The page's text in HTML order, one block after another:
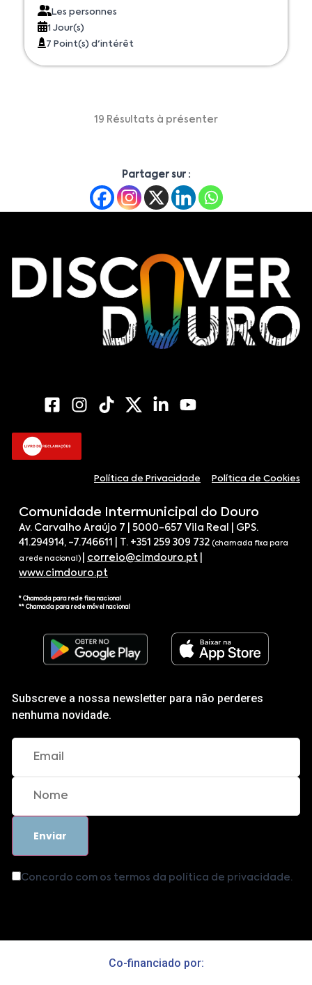
Les personnes
1 Jour(s)
7 Point(s) d'intérêt
19 Résultats à présenter
Partager sur :
Política de Privacidade Política de Cookies
Comunidade Intermunicipal do Douro
Av. Carvalho Araújo 7 | 5000-657 Vila Real | GPS.
41.294914, -7.746611 | T. +351 259 309 732 (chamada fixa para
a rede nacional) correio@cimdouro.pt
www.cimdouro.pt
* Chamada para rede fixa nacional
** Chamada para rede móvel nacional
Subscreve a nossa newsletter para não perderes
nenhuma novidade.
Concordo com os termos da política de privacidade.
Co-financiado por: